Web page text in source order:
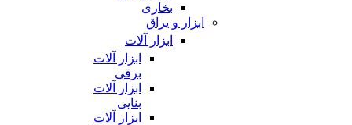
بخاری
ابزار و یراق
ابزار آلات
ابزار آلات
برقی
ابزار آلات
بنایی
ابزار آلات